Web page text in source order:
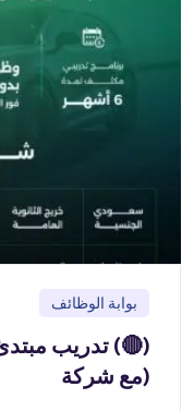
بوابة الوظائف
(🔴) تدريب مبتدئ
(مع شركة